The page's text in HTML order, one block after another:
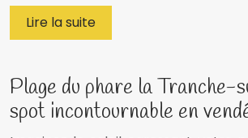
Lire la suite
Plage du phare la
spot incontournable en